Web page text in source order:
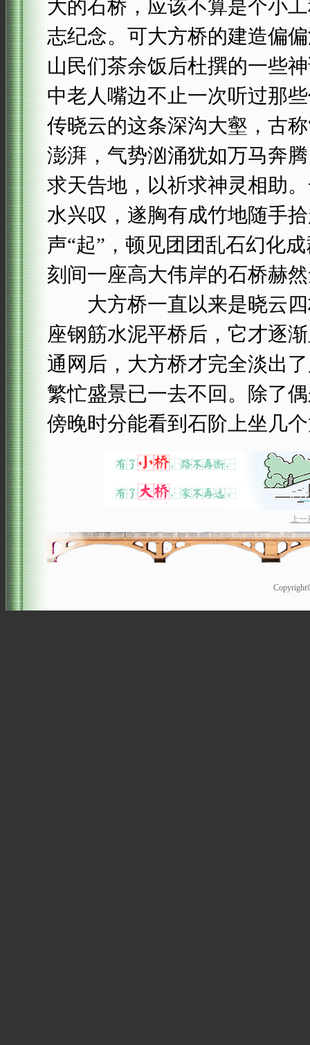
大的石桥，应该不算是个小
志纪念。可大方桥的建造偏
山民们茶余饭后杜撰的一些
中老人嘴边不止一次听过那
传晓云的这条深沟大壑，古
澎湃，气势汹涌犹如万马奔
求天告地，以祈求神灵相助
水兴叹，遂胸有成竹地随手
声“起”，顿见团团乱石幻化
刻间一座高大伟岸的石桥赫
大方桥一直以来是晓云四
座钢筋水泥平桥后，它才逐
通网后，大方桥才完全淡出
繁忙盛景已一去不回。除了
傍晚时分能看到石阶上坐几
上一